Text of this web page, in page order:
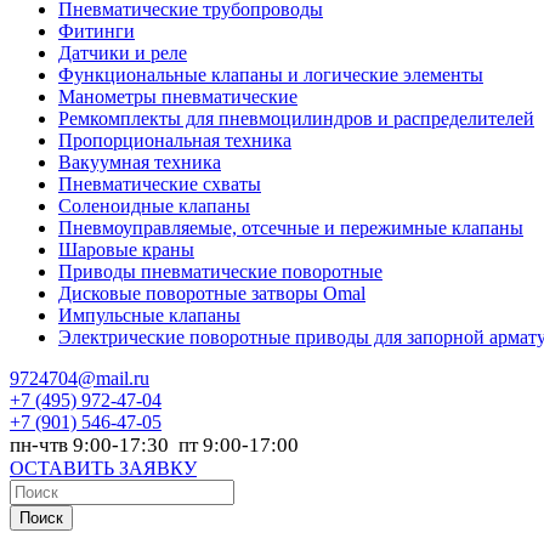
Пневматические трубопроводы
Фитинги
Датчики и реле
Функциональные клапаны и логические элементы
Манометры пневматические
Ремкомплекты для пневмоцилиндров и распределителей
Пропорциональная техника
Вакуумная техника
Пневматические схваты
Соленоидные клапаны
Пневмоуправляемые, отсечные и пережимные клапаны
Шаровые краны
Приводы пневматические поворотные
Дисковые поворотные затворы Omal
Импульсные клапаны
Электрические поворотные приводы для запорной
9724704@mail.ru
+7 (495) 972-47-04
+7 (901) 546-47-05
пн-чтв 9:00-17:30 пт 9:00-17:00
ОСТАВИТЬ ЗАЯВКУ
Поиск